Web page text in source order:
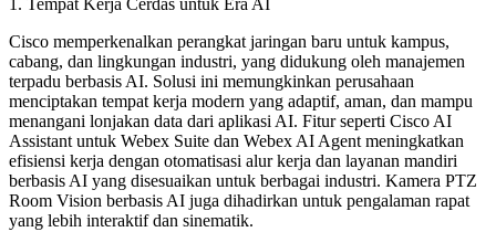
1. Tempat Kerja Cerdas untuk Era AI
Cisco memperkenalkan perangkat jaringan baru untuk kampus,
cabang, dan lingkungan industri, yang didukung oleh manajemen
terpadu berbasis AI. Solusi ini memungkinkan perusahaan
menciptakan tempat kerja modern yang adaptif, aman, dan mampu
menangani lonjakan data dari aplikasi AI. Fitur seperti Cisco AI
Assistant untuk Webex Suite dan Webex AI Agent meningkatkan
efisiensi kerja dengan otomatisasi alur kerja dan layanan mandiri
berbasis AI yang disesuaikan untuk berbagai industri. Kamera PTZ
Room Vision berbasis AI juga dihadirkan untuk pengalaman rapat
yang lebih interaktif dan sinematik.